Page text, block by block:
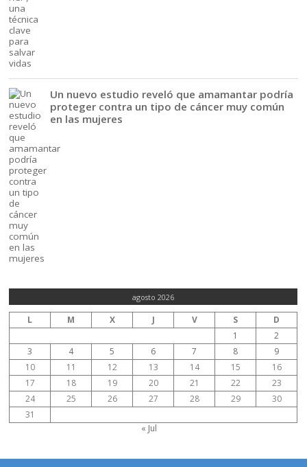
Un nuevo estudio reveló que amamantar podría
proteger contra un tipo de cáncer muy común
en las mujeres
agosto 2026
L M X J V S
D
1
2
3
4 5 6 7 8
9
10
11 12 13 14 15
16
17
18 19 20 21 22
23
24
25 26 27 28 29
30
31
« Jul